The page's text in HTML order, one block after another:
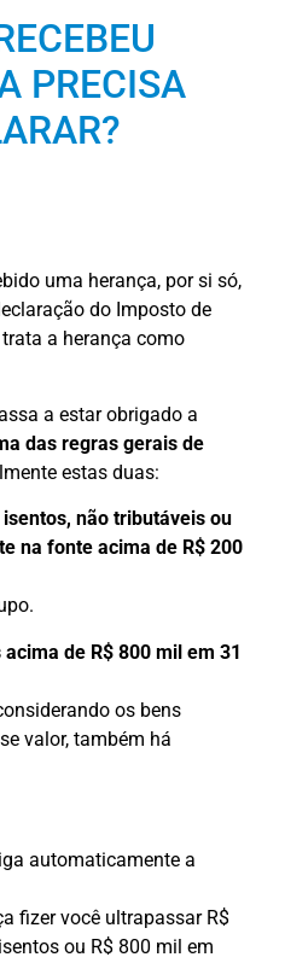
PRECISA
uma herança, por si só,
do Imposto de
trata a herança como
a estar obrigado a
das regras gerais de
estas duas:
não tributáveis ou
na fonte acima de R$ 200
de R$ 800 mil em 31
os bens
valor, também há
automaticamente a
fizer você ultrapassar R$
ou R$ 800 mil em